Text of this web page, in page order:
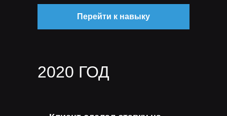
Перейти к навыку
2020 ГОД